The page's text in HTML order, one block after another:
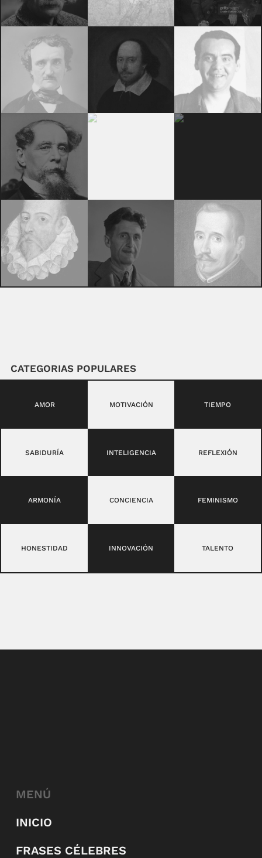
CATEGORIAS POPULARES
AMOR MOTIVACIÓN TIEMPO
SABIDURÍA INTELIGENCIA REFLEXIÓN
ARMONÍA CONCIENCIA FEMINISMO
HONESTIDAD INNOVACIÓN TALENTO
MENÚ
INICIO
FRASES CÉLEBRES